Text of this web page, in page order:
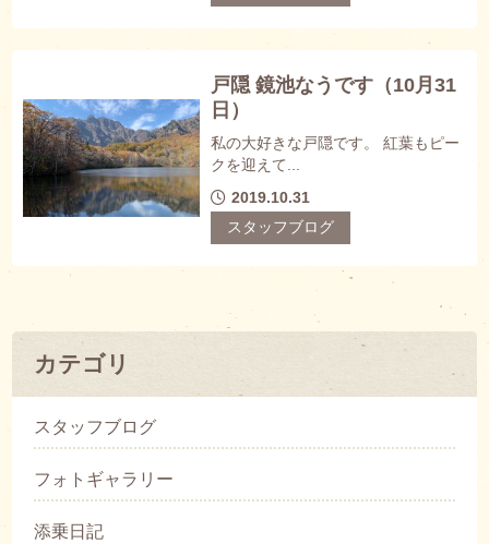
戸隠 鏡池なうです（10月31
日）
私の大好きな戸隠です。 紅葉もピー
クを迎えて...
2019.10.31
スタッフブログ
カテゴリ
スタッフブログ
フォトギャラリー
添乗日記